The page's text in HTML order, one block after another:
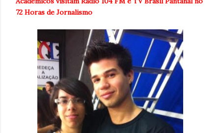
72 Horas de Jornalismo